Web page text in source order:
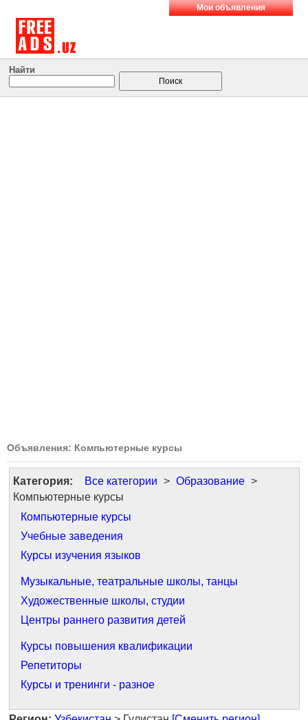
Мои объявления
Найти
Объявления: Компьютерные курсы
Категория: Все категории > Образование >
Компьютерные курсы
Компьютерные курсы
Учебные заведения
Курсы изучения языков
Музыкальные, театральные школы, танцы
Художественные школы, студии
Центры раннего развития детей
Курсы повышения квалификации
Репетиторы
Курсы и тренинги - разное